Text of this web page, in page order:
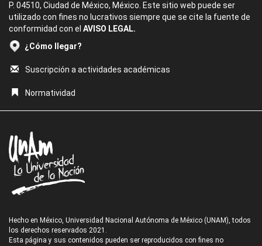
P. 04510, Ciudad de México, México. Este sitio web puede ser
utilizado con fines no lucrativos siempre que se cite la fuente de
conformidad con el AVISO LEGAL.
¿Cómo llegar?
Suscripción a actividades académicas
Normatividad
Hecho en México, Universidad Nacional Autónoma de México (UNAM), todos
los derechos reservados 2021.
Esta página y sus contenidos pueden ser reproducidos con fines no